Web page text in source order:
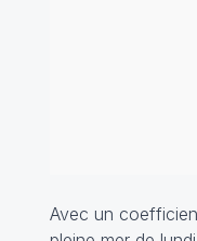
Avec un